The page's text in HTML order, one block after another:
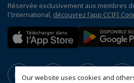
Our website uses cookies and
Réservée exclusivement aux membres
l'International, découvrez l'app CCIFI